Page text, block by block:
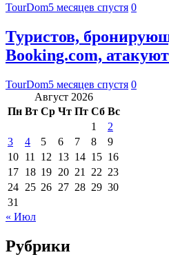
TourDom5 месяцев спустя 0
Туристов,
Booking.com,
TourDom5 месяцев спустя 0
Август 2026
Пн Вт Ср Чт Пт Сб Вс
1
2
3
4 5 6 7 8
9
10 11 12 13 14 15 16
17 18 19 20 21 22 23
24 25 26 27 28 29 30
31
« Июл
Рубрики